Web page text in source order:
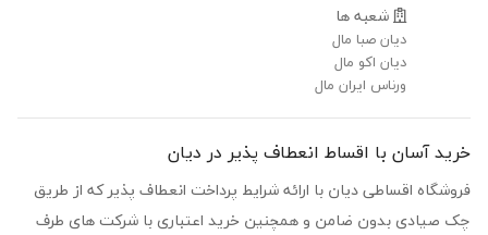
شعبه ها
دیان صبا مال
دیان اکو مال
ورناس ایران مال
خرید آسان با اقساط انعطاف پذیر در دیان
فروشگاه اقساطی دیان با ارائه شرایط پرداخت انعطاف پذیر که از طریق
چک صیادی بدون ضامن و همچنین خرید اعتباری با شرکت های طرف